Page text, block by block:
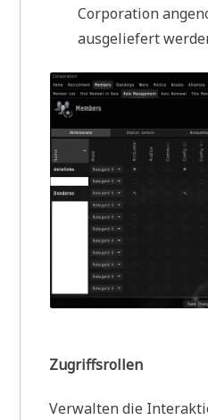
Corporation
ausgeliefert
Zugriffsrollen
Verwalten die